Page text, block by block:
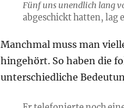
Fünf uns unendlich lang
abgeschickt hatten, lag
Manchmal muss man
hingehört. So haben die
unterschiedliche